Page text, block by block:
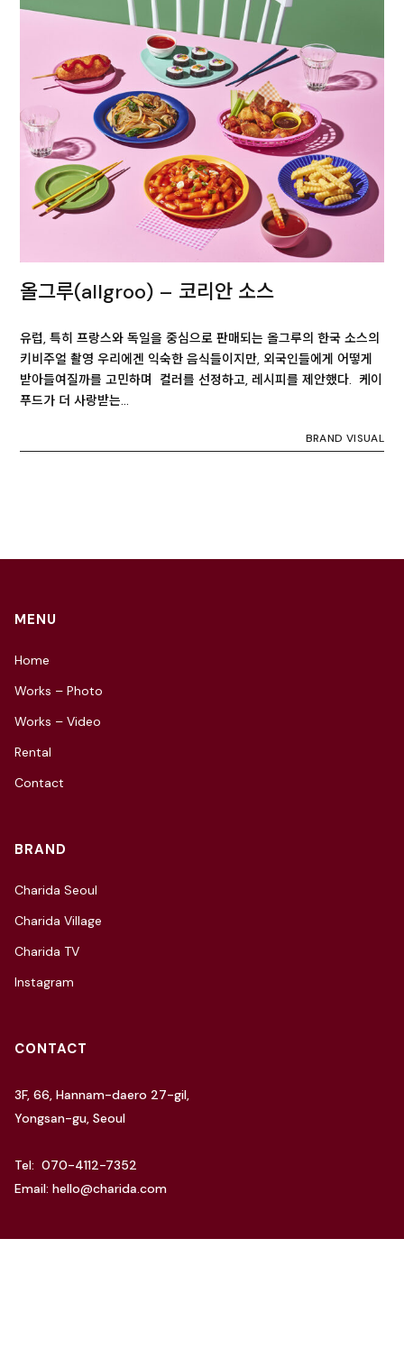
올그루(allgroo) – 코리안 소스
유럽, 특히 프랑스와 독일을 중심으로 판매되는 올그루의 한국 소스의
키비주얼 촬영 우리에겐 익숙한 음식들이지만, 외국인들에게 어떻게
받아들여질까를 고민하며 컬러를 선정하고, 레시피를 제안했다. 케이
푸드가 더 사랑받는…
BRAND VISUAL
MENU
Home
Works – Photo
Works – Video
Rental
Contact
BRAND
Charida Seoul
Charida Village
Charida TV
Instagram
CONTACT
3F, 66, Hannam-daero 27-gil,
Yongsan-gu, Seoul
Tel: 070-4112-7352
Email: hello@charida.com